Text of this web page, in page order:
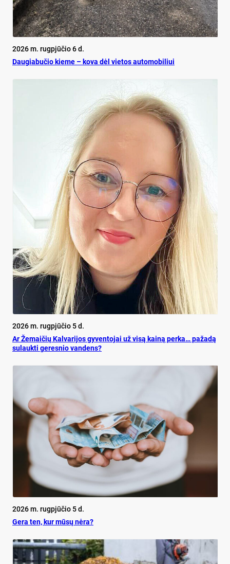
2026 m. rugpjūčio 6 d.
Dau­gia­bu­čio kie­me – ko­va dėl vie­tos au­to­mo­bi­liui
2026 m. rugpjūčio 5 d.
Ar Že­mai­čių Kal­va­ri­jos gy­ven­to­jai už vi­są kai­ną per­ka… pa­ža­dą
su­lauk­ti ge­res­nio van­dens?
2026 m. rugpjūčio 5 d.
Ge­ra ten, kur mū­sų nė­ra?